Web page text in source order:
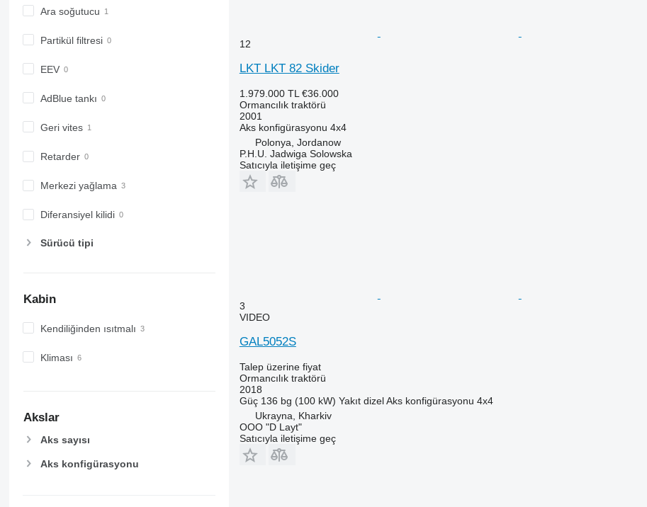
Ara soğutucu
Partikül filtresi
EEV
AdBlue tankı
Geri vites
Retarder
Merkezi yağlama
Diferansiyel kilidi
Sürücü tipi
Kabin
Kendiliğinden ısıtmalı
Kliması
Akslar
Aks sayısı
Aks konfigürasyonu
12
LKT LKT 82 Skider
1.979.000 TL €36.000
Ormancılık traktörü
2001
Aks konfigürasyonu 4x4
Polonya, Jordanow
P.H.U. Jadwiga Solowska
Satıcıyla iletişime geç
3
VIDEO
GAL5052S
Talep üzerine fiyat
Ormancılık traktörü
2018
Güç 136 bg (100 kW) Yakıt dizel Aks konfigürasyonu 4x4
Ukrayna, Kharkiv
OOO "D Layt"
Satıcıyla iletişime geç